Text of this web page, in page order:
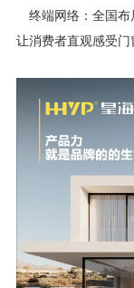
终端网络：全国布
让消费者直观感受门